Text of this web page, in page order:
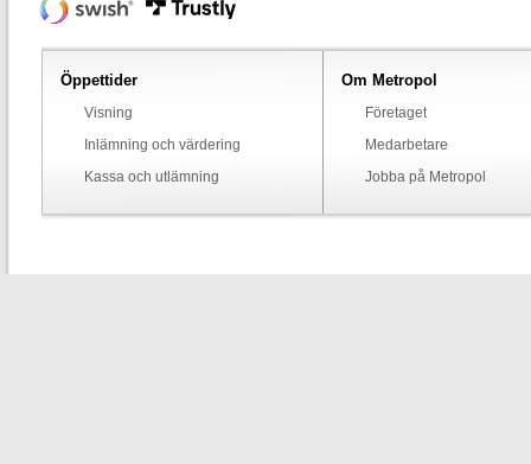
Öppettider
Visning
Inlämning och värdering
Kassa och utlämning
Om Metropol
Företaget
Medarbetare
Jobba på Metropol